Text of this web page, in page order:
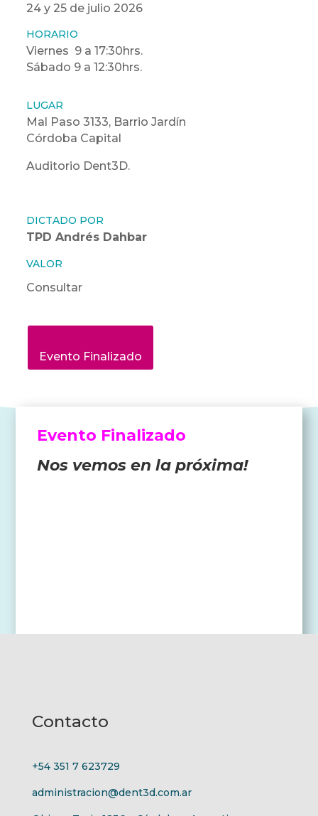
24 y 25 de julio 2026
HORARIO
Viernes 9 a 17:30hrs.
Sábado 9 a 12:30hrs.
LUGAR
Mal Paso 3133, Barrio Jardín
Córdoba Capital
Auditorio Dent3D.
DICTADO POR
TPD Andrés Dahbar
VALOR
Consultar
Evento Finalizado
Evento Finalizado
Nos vemos en la próxima!
Contacto
+54 351 7 623729
administracion@dent3d.com.ar